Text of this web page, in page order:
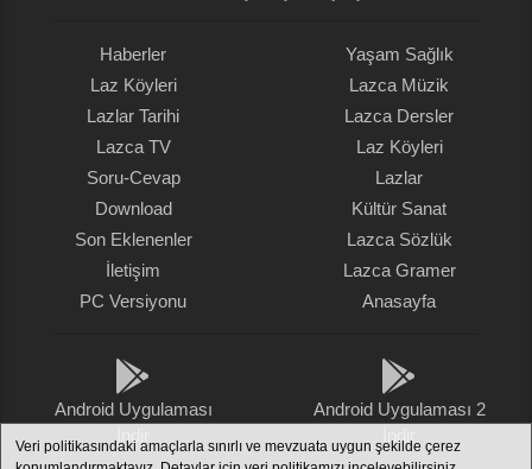
Veri politikasındaki amaçlarla sınırlı ve mevzuata uygun şekilde çerez
Haberler
Laz Köyleri
Lazlar Tarihi
Lazca TV
Soru-Cevap
Download
Son Eklenenler
İletişim
PC Versiyonu
Yaşam Sağlık
Lazca Müzik
Lazca Dersler
Laz Köyleri
Lazlar
Kültür Sanat
Lazca Sözlük
Lazca Gramer
Anasayfa
Android Uygulaması
Android Uygulaması 2